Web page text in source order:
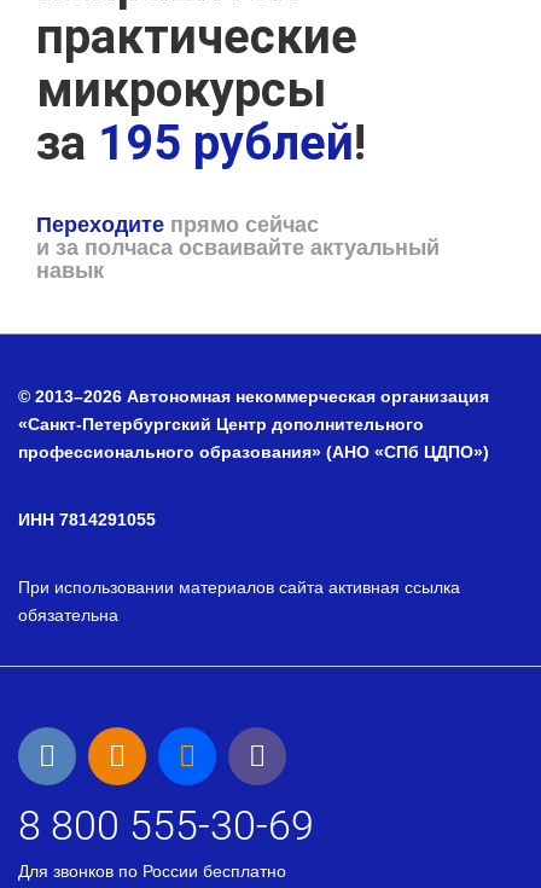
практические
микрокурсы
за 195 рублей!
Переходите прямо сейчас
и за полчаса осваивайте актуальный
навык
© 2013–2026 Автономная некоммерческая организация
«Санкт-Петербургский Центр дополнительного
профессионального образования» (АНО «СПб ЦДПО»)
ИНН 7814291055
При использовании материалов сайта активная ссылка
обязательна
8 800 555-30-69
Для звонков по России бесплатно